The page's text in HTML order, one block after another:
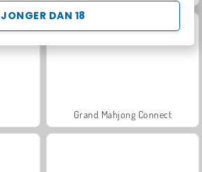
JONGER DAN 18
Grand Mahjong Connect